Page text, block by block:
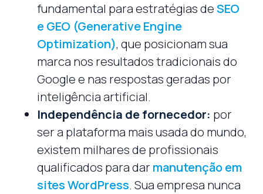
fundamental para estratégias deSEO
e GEO (Generative Engine
Optimization), que posicionam sua
marca nos resultados tradicionais do
Google e nas respostas geradas por
inteligência artificial.
Independência de fornecedor: por
ser a plataforma mais usada do mundo,
existem milhares de profissionais
qualificados para dar manutenção em
sites WordPress. Sua empresa nunca